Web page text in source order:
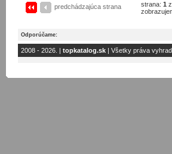
predchádzajúca strana strana: 1 z
Odporúčame:
2008 - 2026. | topkatalog.sk | Všetky práva